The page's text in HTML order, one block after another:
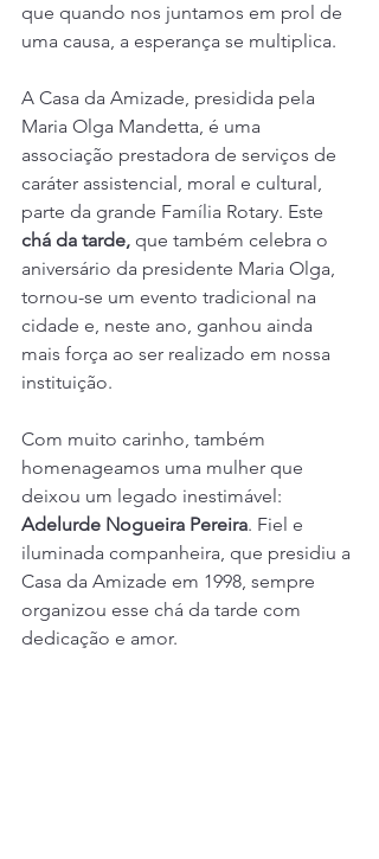
que quando nos juntamos em prol de
uma causa, a esperança se multiplica.
A Casa da Amizade, presidida pela
Maria Olga Mandetta, é uma
associação prestadora de serviços de
caráter assistencial, moral e cultural,
parte da grande Família Rotary. Este
chá da tarde, que também celebra o
aniversário da presidente Maria Olga,
tornou-se um evento tradicional na
cidade e, neste ano, ganhou ainda
mais força ao ser realizado em nossa
instituição.
Com muito carinho, também
homenageamos uma mulher que
deixou um legado inestimável:
Adelurde Nogueira Pereira. Fiel e
iluminada companheira, que presidiu a
Casa da Amizade em 1998, sempre
organizou esse chá da tarde com
dedicação e amor.